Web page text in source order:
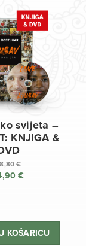
svijeta –
KNJIGA &
€
Izvorna
38,80 €.
€
34,90 €.
KOŠARICU